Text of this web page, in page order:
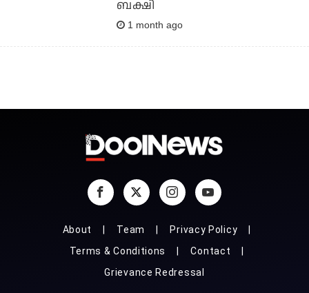
ബക്ഷി
1 month ago
About Team
Privacy Policy
Terms & Conditions
Contact
Grievance Redressal